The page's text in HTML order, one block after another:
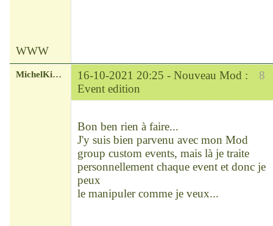
WWW
8
MichelKirsch 16-10-2021 20:25 - Nouveau Mod :
Event edition
Bon ben rien à faire...
J'y suis bien parvenu avec mon Mod
group custom events, mais là je traite
personnellement chaque event et donc je
peux
le manipuler comme je veux...